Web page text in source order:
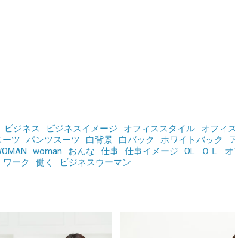
ビジネス ビジネスイメージ オフィススタイル オフィ
ーツ パンツスーツ 白背景 白バック ホワイトバック
woman おんな 仕事 仕事イメージ OL ＯＬ
ワーク 働く ビジネスウーマン